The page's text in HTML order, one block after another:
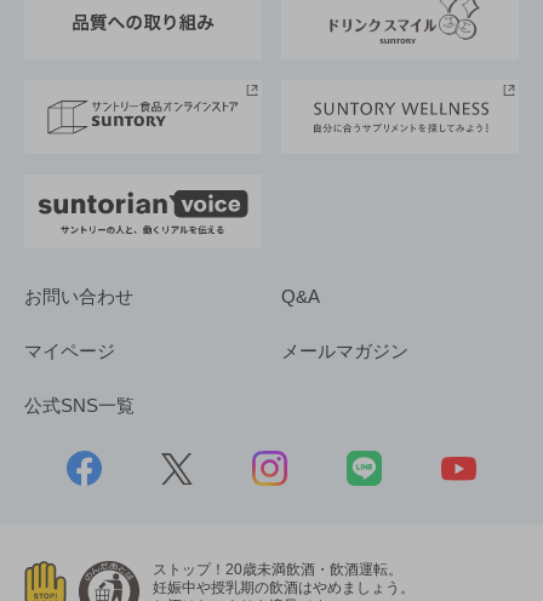
採用情報
お問い合わせ Q&A
マイページ メールマガジン
公式SNS一覧
ストップ！20歳未満飲酒・飲酒運転。
妊娠中や授乳期の飲酒はやめましょう。